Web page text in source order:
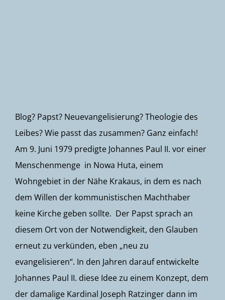
Blog? Papst? Neuevangelisierung? Theologie des
Leibes? Wie passt das zusammen? Ganz einfach!
Am 9. Juni 1979 predigte Johannes Paul II. vor einer
Menschenmenge in Nowa Huta, einem
Wohngebiet in der Nähe Krakaus, in dem es nach
dem Willen der kommunistischen Machthaber
keine Kirche geben sollte. Der Papst sprach an
diesem Ort von der Notwendigkeit, den Glauben
erneut zu verkünden, eben „neu zu
evangelisieren“. In den Jahren darauf entwickelte
Johannes Paul II. diese Idee zu einem Konzept, dem
der damalige Kardinal Joseph Ratzinger dann im